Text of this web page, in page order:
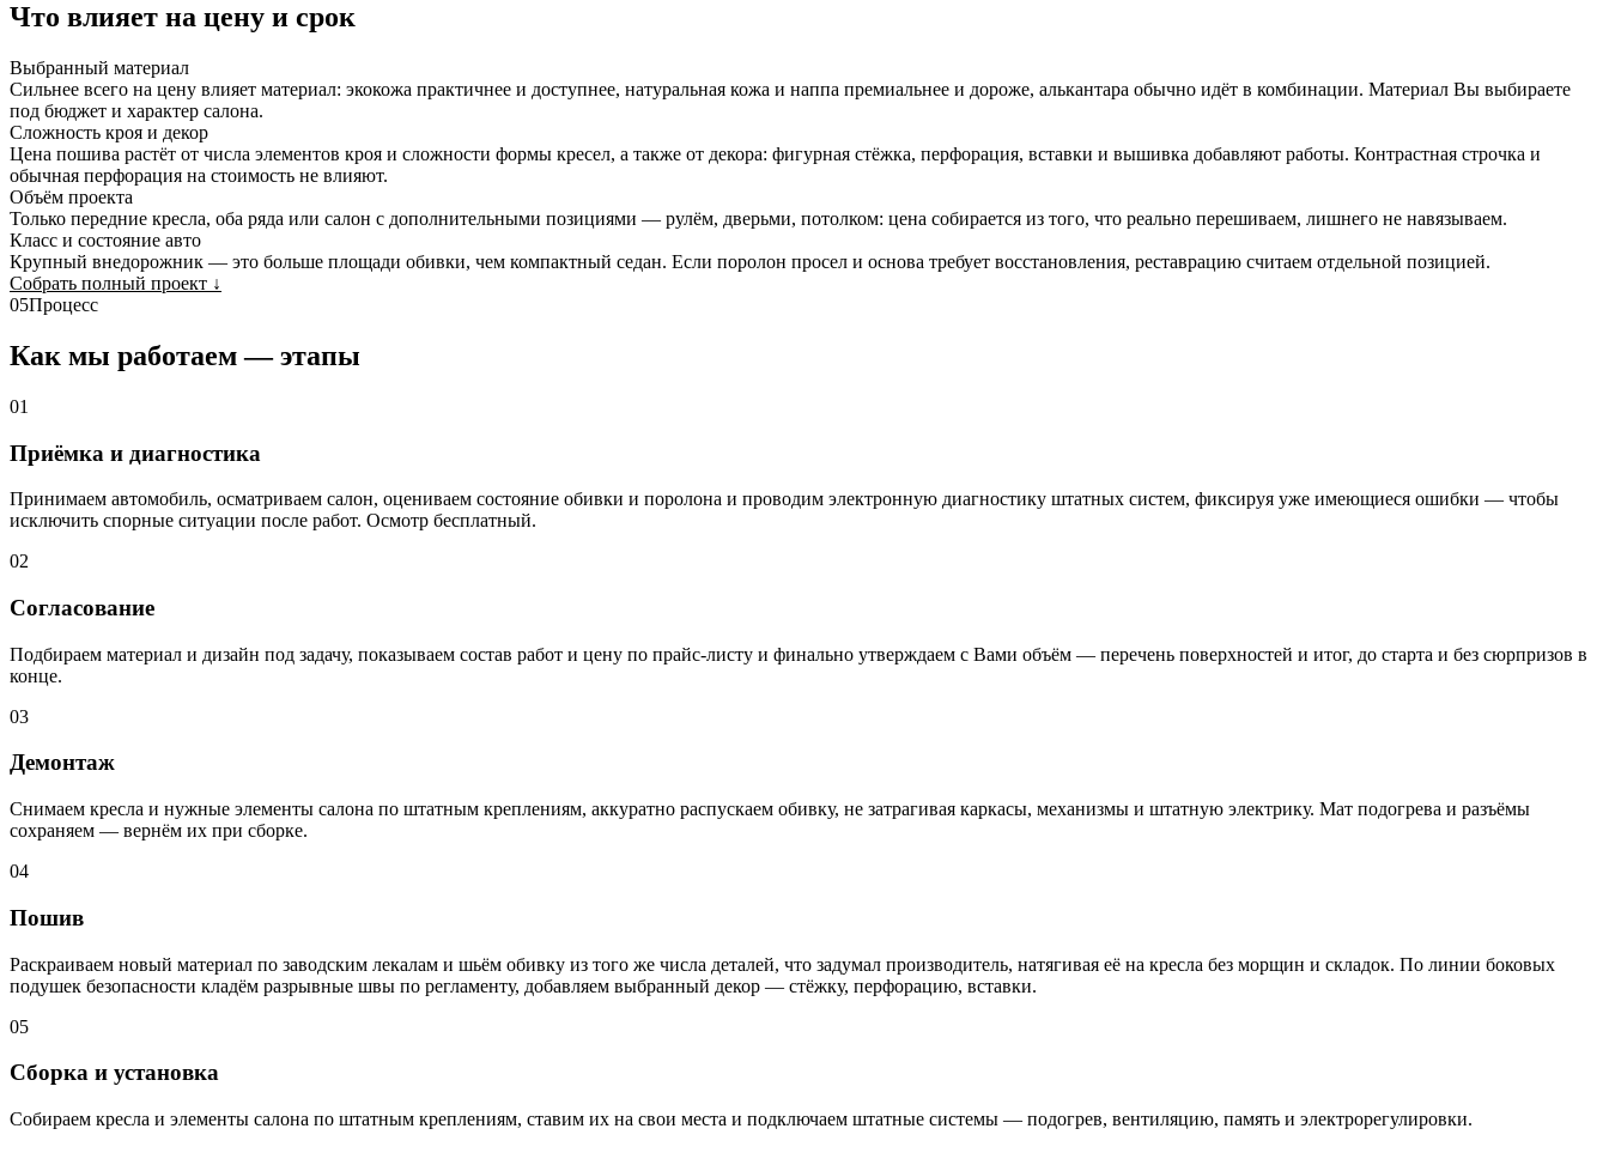
Что влияет на цену и срок
Выбранный материал
Сильнее всего на цену влияет материал: экокожа практичнее и доступнее, натуральная кожа и наппа премиальнее и дороже, алькантара обычно идёт в комбинации. Материал Вы выбираете
под бюджет и характер салона.
Сложность кроя и декор
Цена пошива растёт от числа элементов кроя и сложности формы кресел, а также от декора: фигурная стёжка, перфорация, вставки и вышивка добавляют работы. Контрастная строчка и
обычная перфорация на стоимость не влияют.
Объём проекта
Только передние кресла, оба ряда или салон с дополнительными позициями — рулём, дверьми, потолком: цена собирается из того, что реально перешиваем, лишнего не навязываем.
Класс и состояние авто
Крупный внедорожник — это больше площади обивки, чем компактный седан. Если поролон просел и основа требует восстановления, реставрацию считаем отдельной позицией.
Собрать полный проект ↓
05Процесс
Как мы работаем — этапы
01
Приёмка и диагностика
Принимаем автомобиль, осматриваем салон, оцениваем состояние обивки и поролона и проводим электронную диагностику штатных систем, фиксируя уже имеющиеся ошибки — чтобы
исключить спорные ситуации после работ. Осмотр бесплатный.
02
Согласование
Подбираем материал и дизайн под задачу, показываем состав работ и цену по прайс-листу и финально утверждаем с Вами объём — перечень поверхностей и итог, до старта и без сюрпризов в
конце.
03
Демонтаж
Снимаем кресла и нужные элементы салона по штатным креплениям, аккуратно распускаем обивку, не затрагивая каркасы, механизмы и штатную электрику. Мат подогрева и разъёмы
сохраняем — вернём их при сборке.
04
Пошив
Раскраиваем новый материал по заводским лекалам и шьём обивку из того же числа деталей, что задумал производитель, натягивая её на кресла без морщин и складок. По линии боковых
подушек безопасности кладём разрывные швы по регламенту, добавляем выбранный декор — стёжку, перфорацию, вставки.
05
Сборка и установка
Собираем кресла и элементы салона по штатным креплениям, ставим их на свои места и подключаем штатные системы — подогрев, вентиляцию, память и электрорегулировки.